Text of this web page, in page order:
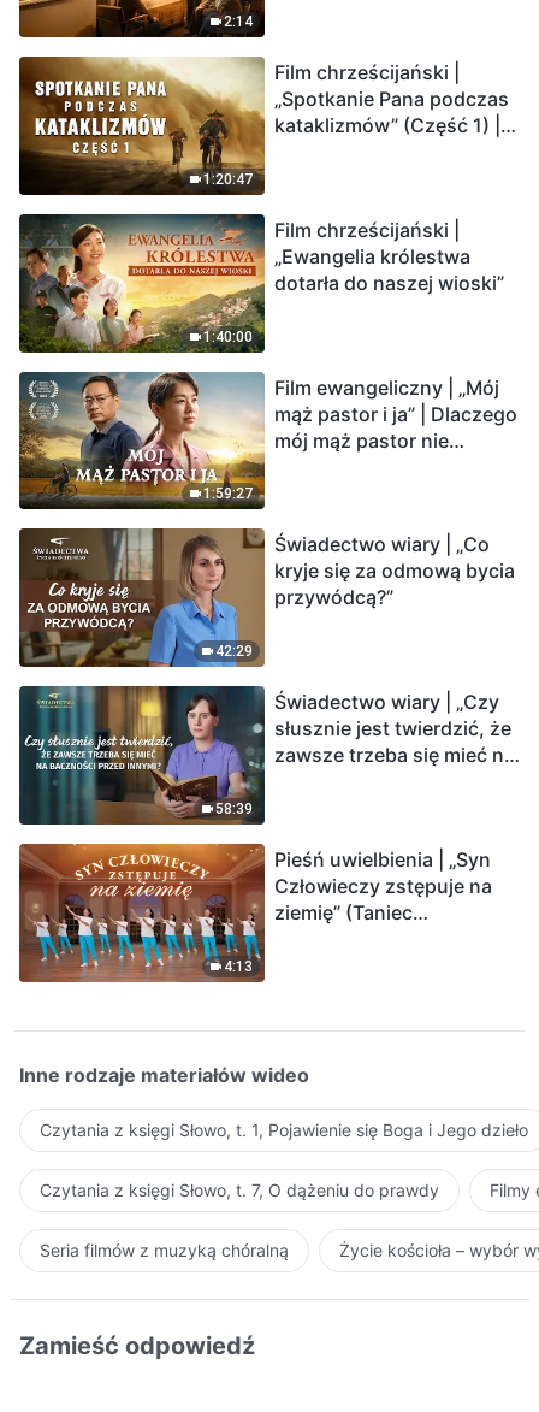
2:14
1:20:47
Film chrześcijański |
„Spotkanie Pana podczas
kataklizmów” (Część 1) |
1:40:00
Film chrześcijański |
„Ewangelia królestwa
dotarła do naszej wioski”
1:59:27
Film ewangeliczny | „Mój
mąż pastor i ja” | Dlaczego
mój mąż pastor nie
42:29
Świadectwo wiary | „Co
kryje się za odmową bycia
przywódcą?”
58:39
Świadectwo wiary | „Czy
słusznie jest twierdzić, że
zawsze trzeba się mieć na
4:13
Pieśń uwielbienia | „Syn
Człowieczy zstępuje na
ziemię” (Taniec
Inne rodzaje materiałów wideo
Czytania z księgi Słowo, t. 1, Pojawienie się Boga i Jego dzieło
Czytania z księgi Słowo, t. 7, O dążeniu do prawdy Filmy
Seria filmów z muzyką chóralną Życie kościoła – wybór
Zamieść odpowiedź